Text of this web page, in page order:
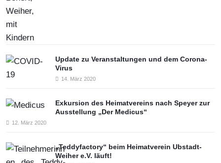
Update zu Veranstaltungen und dem Corona-
Virus
14. März 2020
Exkursion des Heimatvereins nach Speyer zur
Ausstellung „Der Medicus“
12. März 2020
„Teddyfactory“ beim Heimatverein Ubstadt-
Weiher e.V. läuft!